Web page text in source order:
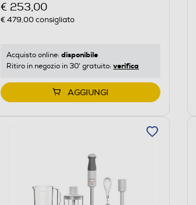
€ 253,00
€ 479,00consigliato
Acquisto online: disponibile
Ritiro in negozio in 30' gratuito: verifica
AGGIUNGI